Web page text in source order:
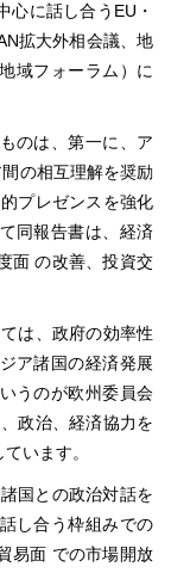
心に話し合うEU・
拡大外相会議、地
域フォーラム）に
のは、第一に、ア
の相互理解を奨励
プレゼンスを強化
同報告書は、経済
面 の改善、投資交
は、政府の効率性
ア諸国の経済発展
うのが欧州委員会
政治、経済協力を
います。
国との政治対話を
し合う枠組みでの
易面 での市場開放